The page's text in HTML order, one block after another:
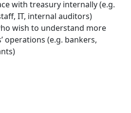
with treasury internally (e.g.
IT, internal auditors)
wish to understand more
operations (e.g. bankers,